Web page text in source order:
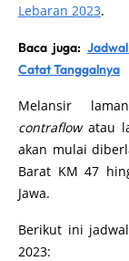
Lebaran 2023.
Baca juga:
Catat Tanggalnya
Melansir
contraflowatau
akan mulai
Barat KM 47
Jawa.
Berikut ini
2023: